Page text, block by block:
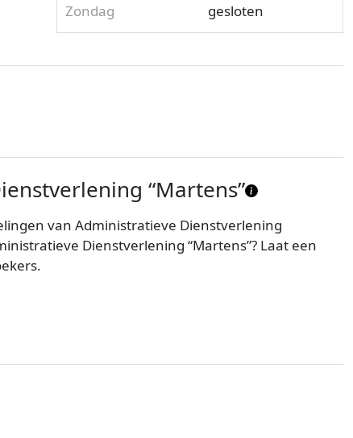
Zondag
gesloten
“Martens”
van Administratieve Dienstverlening
Dienstverlening “Martens”? Laat een